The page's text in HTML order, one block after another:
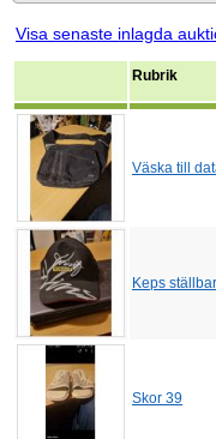
Visa senaste inlagda
Rubrik
Väska till
Keps ställbar
Skor 39